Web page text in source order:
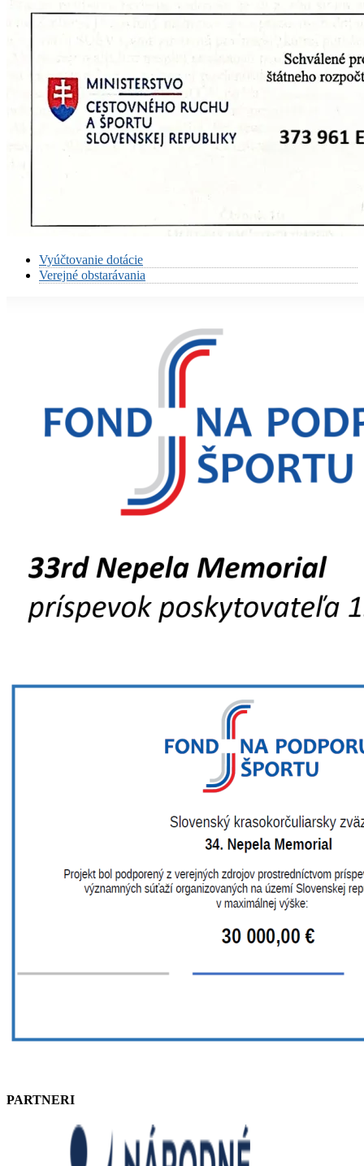
Vyúčtovanie dotácie
Verejné obstarávania
PARTNERI